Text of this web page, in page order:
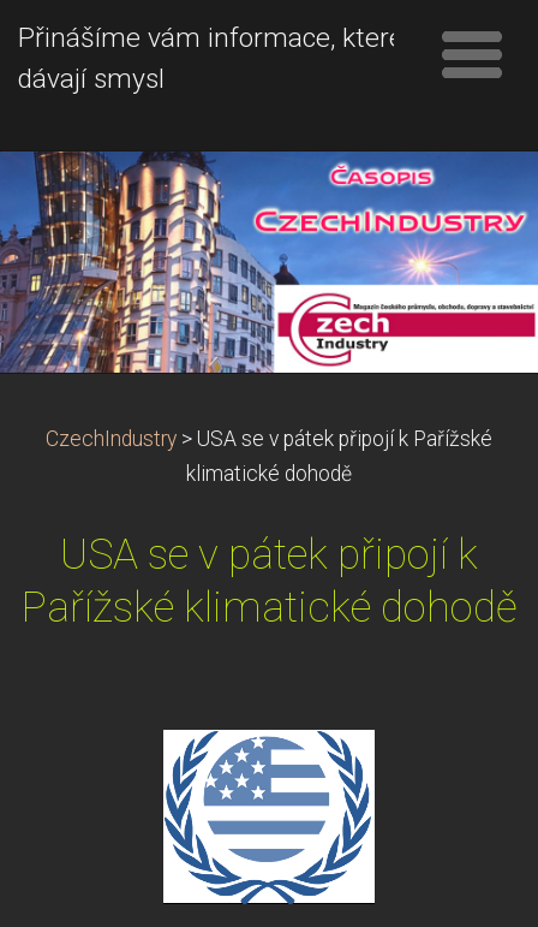
Přinášíme vám informace, které
dávají smysl
CzechIndustry > USA se v pátek připojí k Pařížské
klimatické dohodě
USA se v pátek připojí k
Pařížské klimatické dohodě